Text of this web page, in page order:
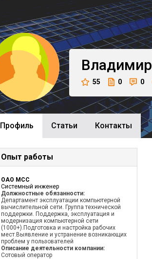
Владимир
55 0 0
Профиль Cтатьи Контакты
Опыт работы
ОАО МСС
Системный инженер
Должностные обязанности:
Департамент эксплуатации компьютерной
вычислительной сети. Группа технической
поддержки. Поддержка, эксплуатация и
модернизация компьютерной сети
(1000+).Подготовка и настройка рабочих
мест.Выявление и устранение возникающих
проблем у пользователей
Описание деятельности компании:
Сотовый оператор